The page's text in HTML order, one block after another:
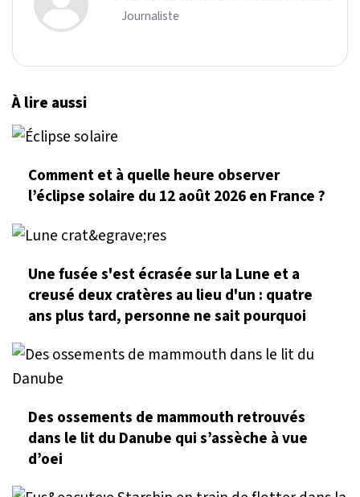
Journaliste
À lire aussi
Comment et à quelle heure observer
l’éclipse solaire du 12 août 2026 en France ?
Une fusée s'est écrasée sur la Lune et a
creusé deux cratères au lieu d'un : quatre
ans plus tard, personne ne sait pourquoi
Des ossements de mammouth retrouvés
dans le lit du Danube qui s’assèche à vue
d’oei